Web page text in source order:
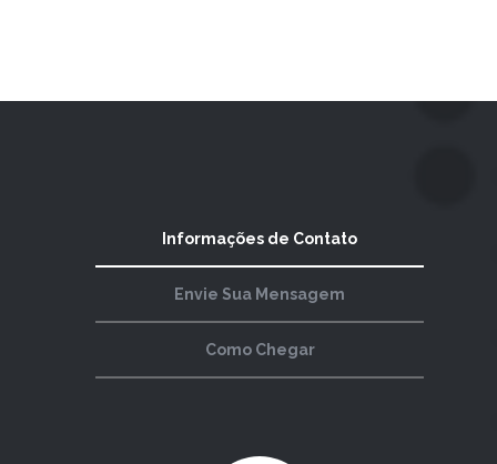
Informações de Contato
Envie Sua Mensagem
Como Chegar